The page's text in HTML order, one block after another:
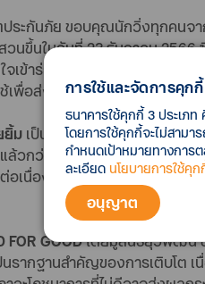
ระกันภัย ขอบคุณนักวิ่งทุกคนจา
วนขึ้นในวันที่ 23 ธันวาคม 2566
จเข้าร่วมกิจกรรมสามารถร่วม
ช้เพื่อส่งต่อโอกาสให้เด็กไทย เ
ยิ้ม เป็นองค์กรการกุศลทางการ
ล้วกว่า 16,000 ราย โดยในแต่
เนื่อง โดยมีเป้าหมายในการช่
FOR GOODโดยมูลนิธิยุวพัฒน์ ช่
นรากฐานสำคัญของการเติบโต
การใช้และจัดการคุกกี้
ธนาคารใช้คุกกี้ 3 ประเภ
โดยการใช้คุกกี้จะไม่สาม
กำหนดเป้าหมายทางการ
ละเอียด นโยบายการใช้คุก
อนุญาต